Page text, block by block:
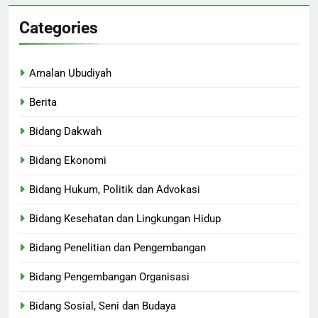
Categories
Amalan Ubudiyah
Berita
Bidang Dakwah
Bidang Ekonomi
Bidang Hukum, Politik dan Advokasi
Bidang Kesehatan dan Lingkungan Hidup
Bidang Penelitian dan Pengembangan
Bidang Pengembangan Organisasi
Bidang Sosial, Seni dan Budaya